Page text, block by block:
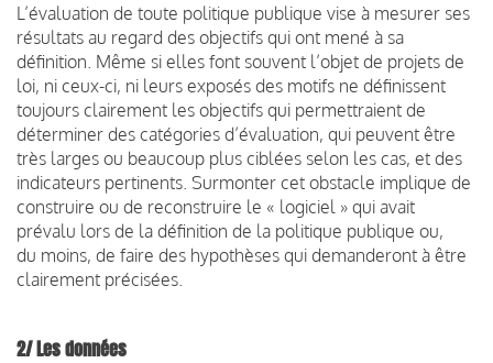
L’évaluation de toute politique publique vise à mesurer ses
résultats au regard des objectifs qui ont mené à sa
définition. Même si elles font souvent l’objet de projets de
loi, ni ceux-ci, ni leurs exposés des motifs ne définissent
toujours clairement les objectifs qui permettraient de
déterminer des catégories d’évaluation, qui peuvent être
très larges ou beaucoup plus ciblées selon les cas, et des
indicateurs pertinents. Surmonter cet obstacle implique de
construire ou de reconstruire le « logiciel » qui avait
prévalu lors de la définition de la politique publique ou,
du moins, de faire des hypothèses qui demanderont à être
clairement précisées.
2/ Les données